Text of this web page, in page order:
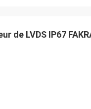
de LVDS IP67